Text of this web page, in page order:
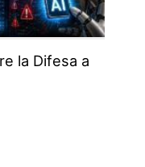
la Difesa a